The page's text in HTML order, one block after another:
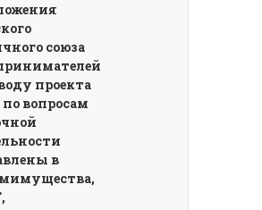
союза
проекта
по вопросам
в